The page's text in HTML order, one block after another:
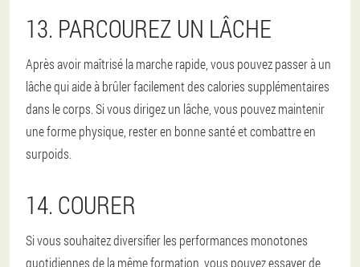
13. PARCOUREZ UN LÂCHE
Après avoir maîtrisé la marche rapide, vous pouvez passer à un
lâche qui aide à brûler facilement des calories supplémentaires
dans le corps. Si vous dirigez un lâche, vous pouvez maintenir
une forme physique, rester en bonne santé et combattre en
surpoids.
14. COURER
Si vous souhaitez diversifier les performances monotones
quotidiennes de la même formation, vous pouvez essayer de